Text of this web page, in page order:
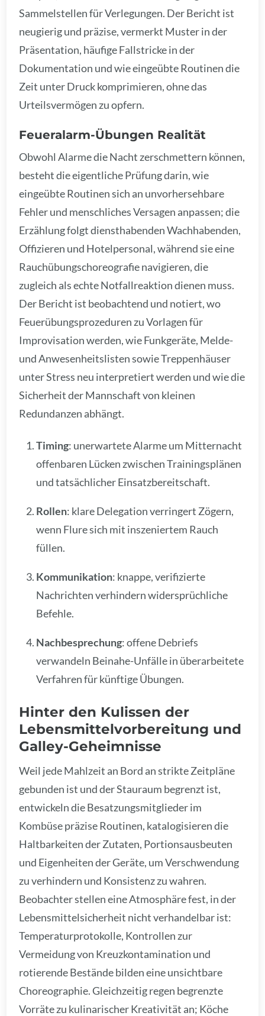
Sammelstellen für Verlegungen. Der Bericht ist
neugierig und präzise, vermerkt Muster in der
Präsentation, häufige Fallstricke in der
Dokumentation und wie eingeübte Routinen die
Zeit unter Druck komprimieren, ohne das
Urteilsvermögen zu opfern.
Feueralarm-Übungen Realität
Obwohl Alarme die Nacht zerschmettern können,
besteht die eigentliche Prüfung darin, wie
eingeübte Routinen sich an unvorhersehbare
Fehler und menschliches Versagen anpassen; die
Erzählung folgt diensthabenden Wachhabenden,
Offizieren und Hotelpersonal, während sie eine
Rauchübungschoreografie navigieren, die
zugleich als echte Notfallreaktion dienen muss.
Der Bericht ist beobachtend und notiert, wo
Feuerübungsprozeduren zu Vorlagen für
Improvisation werden, wie Funkgeräte, Melde-
und Anwesenheitslisten sowie Treppenhäuser
unter Stress neu interpretiert werden und wie die
Sicherheit der Mannschaft von kleinen
Redundanzen abhängt.
Timing: unerwartete Alarme um Mitternacht
offenbaren Lücken zwischen Trainingsplänen
und tatsächlicher Einsatzbereitschaft.
Rollen: klare Delegation verringert Zögern,
wenn Flure sich mit inszeniertem Rauch
füllen.
Kommunikation: knappe, verifizierte
Nachrichten verhindern widersprüchliche
Befehle.
Nachbesprechung: offene Debriefs
verwandeln Beinahe-Unfälle in überarbeitete
Verfahren für künftige Übungen.
Hinter den Kulissen der
Lebensmittelvorbereitung und
Galley-Geheimnisse
Weil jede Mahlzeit an Bord an strikte Zeitpläne
gebunden ist und der Stauraum begrenzt ist,
entwickeln die Besatzungsmitglieder im
Kombüse präzise Routinen, katalogisieren die
Haltbarkeiten der Zutaten, Portionsausbeuten
und Eigenheiten der Geräte, um Verschwendung
zu verhindern und Konsistenz zu wahren.
Beobachter stellen eine Atmosphäre fest, in der
Lebensmittelsicherheit nicht verhandelbar ist:
Temperaturprotokolle, Kontrollen zur
Vermeidung von Kreuzkontamination und
rotierende Bestände bilden eine unsichtbare
Choreographie. Gleichzeitig regen begrenzte
Vorräte zu kulinarischer Kreativität an; Köche